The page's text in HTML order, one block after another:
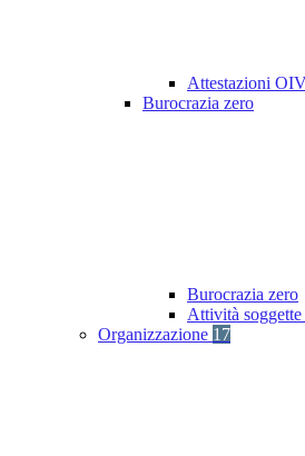
Attestazioni
Burocrazia zero
Burocrazia zero
Attività
Organizzazione 17